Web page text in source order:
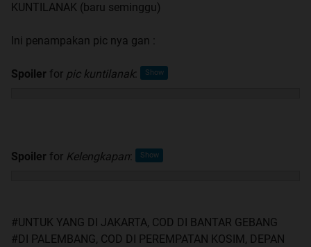
KUNTILANAK (baru seminggu)
Ini penampakan pic nya gan :
Spoiler for pic kuntilanak:
Spoiler for Kelengkapan:
#UNTUK YANG DI JAKARTA, COD DI BANTAR GEBANG
#DI PALEMBANG, COD DI PEREMPATAN KOSIM, DEPAN